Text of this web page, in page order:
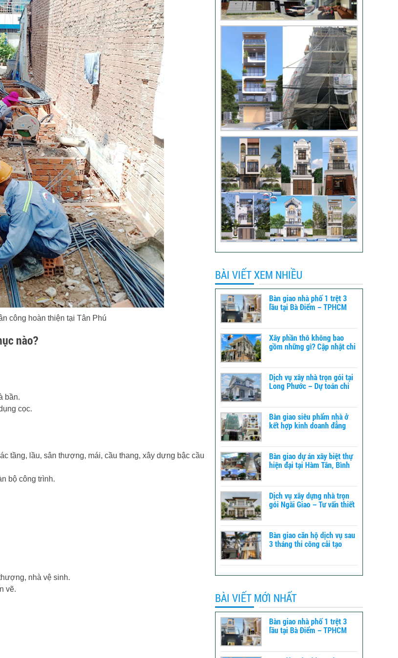
công hoàn thiện tại Tân Phú
nào?
bần.
cọc.
tầng, lầu, sân thượng, mái, cầu thang, xây dựng bậc cầu
bộ công trình.
nhà vệ sinh.
vẽ.
Video bàn giao nhà
chị Phượng – Nhà Bè
TPHCM
Video đánh giá từ
khách hàng chị Oanh
– sửa nhà
Nhận xét khách hàng
nhà chú Trung – Gò
Vấp
BÀI VIẾT XEM NHIỀU
Bàn giao nhà phố 1 trệt 3
lầu tại Bà Điểm – TPHCM
Xây phần thô không bao
gồm những gì? Cập nhật chi
Dịch vụ xây nhà trọn gói tại
Long Phước – Dự toán chi
Bàn giao siêu phẩm nhà ở
kết hợp kinh doanh đẳng
Bàn giao dự án xây biệt thự
hiện đại tại Hàm Tân, Bình
Dịch vụ xây dựng nhà trọn
gói Ngãi Giao – Tư vấn thiết
Bàn giao căn hộ dịch vụ sau
3 tháng thi công cải tạo
BÀI VIẾT MỚI NHẤT
Bàn giao nhà phố 1 trệt 3
lầu tại Bà Điểm – TPHCM